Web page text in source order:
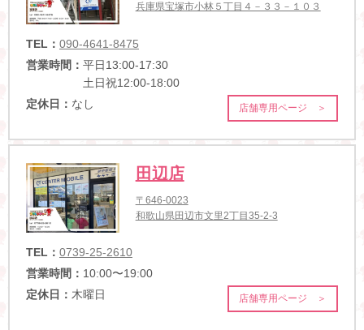
兵庫県宝塚市小林５丁目４－３３－１０３
TEL： 090-4641-8475
営業時間： 平日13:00-17:30
土日祝12:00-18:00
定休日： なし 店舗専用ページ ＞
田辺店
〒646-0023
和歌山県田辺市文里2丁目35-2-3
TEL： 0739-25-2610
営業時間： 10:00〜19:00
定休日： 木曜日 店舗専用ページ ＞